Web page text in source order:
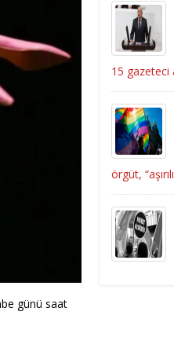
günü saat
15 gazeteci
örgüt,